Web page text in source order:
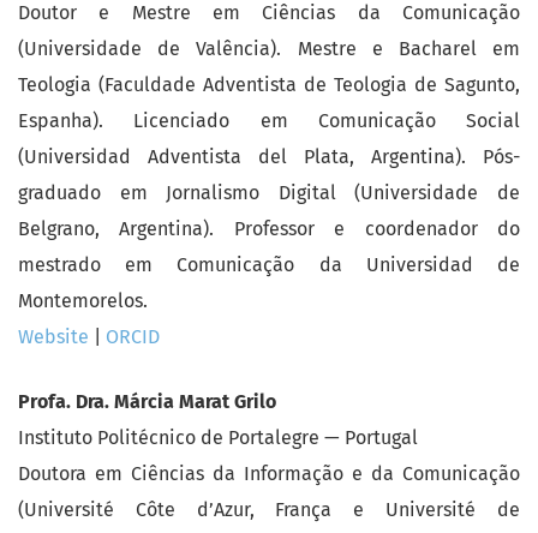
Doutor e Mestre em Ciências da Comunicação
(Universidade de Valência). Mestre e Bacharel em
Teologia (Faculdade Adventista de Teologia de Sagunto,
Espanha). Licenciado em Comunicação Social
(Universidad Adventista del Plata, Argentina). Pós-
graduado em Jornalismo Digital (Universidade de
Belgrano, Argentina). Professor e coordenador do
mestrado em Comunicação da Universidad de
Montemorelos.
Website
ORCID
Profa. Dra. Márcia Marat Grilo
Instituto Politécnico de Portalegre — Portugal
Doutora em Ciências da Informação e da Comunicação
(Université Côte d’Azur, França e Université de